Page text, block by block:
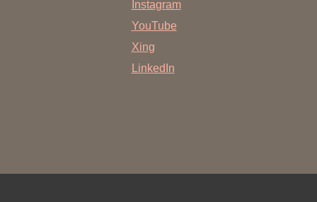
Instagram
YouTube
Xing
LinkedIn